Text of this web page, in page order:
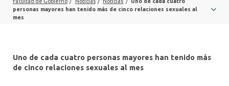
EXTENSIÓN
personas mayores han tenido más de cinco relaciones sexuales al
mes
Uno de cada cuatro personas mayores han tenido más
de cinco relaciones sexuales al mes